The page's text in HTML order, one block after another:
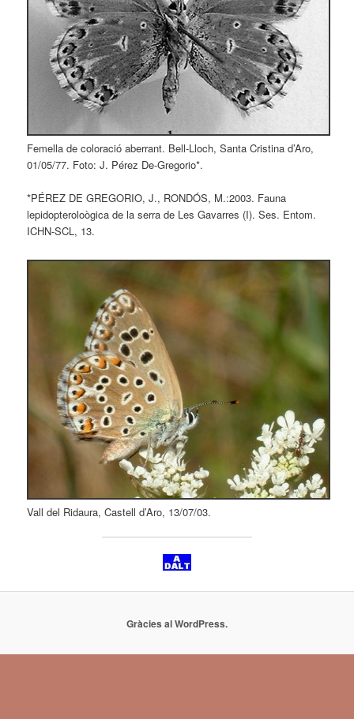
Femella de coloració aberrant. Bell-Lloch, Santa Cristina d’Aro,
01/05/77. Foto: J. Pérez De-Gregorio*.
*PÉREZ DE GREGORIO, J., RONDÓS, M.:2003. Fauna
lepidopteroloògica de la serra de Les Gavarres (I). Ses. Entom.
ICHN-SCL, 13.
Vall del Ridaura, Castell d’Aro, 13/07/03.
Gràcies al WordPress.